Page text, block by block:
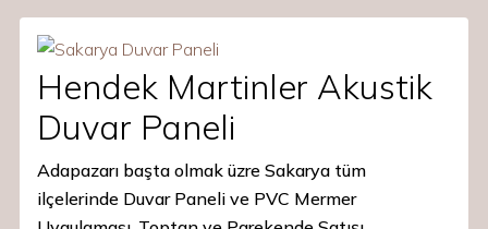
Hendek Martinler Akustik
Duvar Paneli
Adapazarı başta olmak üzre Sakarya tüm
ilçelerinde Duvar Paneli ve PVC Mermer